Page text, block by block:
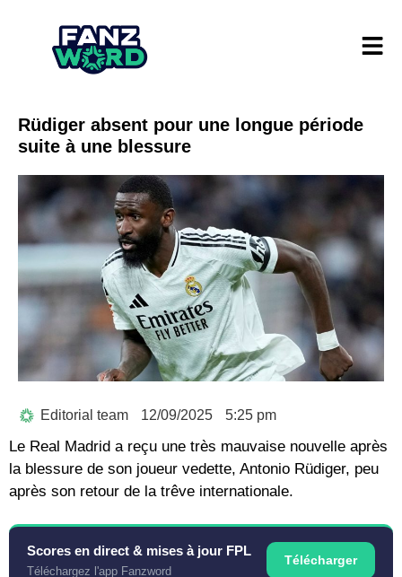
Rüdiger absent pour une longue période
suite à une blessure
Editorial team 12/09/2025 5:25 pm
Le Real Madrid a reçu une très mauvaise nouvelle après
la blessure de son joueur vedette, Antonio Rüdiger, peu
après son retour de la trêve internationale.
Scores en direct & mises à jour FPL
Téléchargez l'app Fanzword
Télécharger